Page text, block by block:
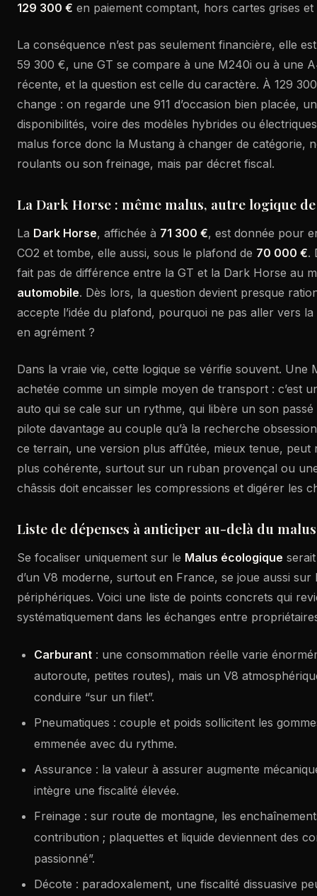
129 300 € en paiement comptant, hors cartes grises
La conséquence n’est pas seulement financière, elle
59 300 €, une GT se compare à une M240i ou à une
récente, et la question est celle du caractère. À 129
change : on regarde une 911 d’occasion bien placée,
disponibilités, voire des modèles hybrides ou
malus force donc la Mustang à changer de catégorie,
roulants ou son freinage, mais par décret fiscal.
La Dark Horse : même malus, autre logique
La Dark Horse, affichée à 71 300 €, est donnée pour
CO2 et tombe, elle aussi, sous le plafond de 70 000 €.
fait pas de différence entre la GT et la Dark Horse au
automobile. Dès lors, la question devient presque
accepte l’idée du plafond, pourquoi ne pas aller vers
en agrément ?
Dans la vraie vie, cette logique se vérifie souvent. Une
achetée comme un simple moyen de transport : c’est
auto qui se cale sur un rythme, qui libère un son
pilote davantage au couple qu’à la recherche
ce terrain, une version plus affûtée, mieux tenue, peut
plus cohérente, surtout sur un ruban provençal ou
châssis doit encaisser les compressions et digérer les
Liste de dépenses à anticiper au-delà du malus
Se focaliser uniquement sur le Malus écologique
d’un V8 moderne, surtout en France, se joue aussi sur
périphériques. Voici une liste de points concrets qui
systématiquement dans les échanges entre
Carburant : une consommation réelle varie
autoroute, petites routes), mais un V8
conduire “sur un filet”.
Pneumatiques : couple et poids sollicitent les
emmenée avec du rythme.
Assurance : la valeur à assurer augmente
intègre une fiscalité élevée.
Freinage : sur route de montagne, les
contribution ; plaquettes et liquide deviennent des
passionné”.
Décote : paradoxalement, une fiscalité dissuasive